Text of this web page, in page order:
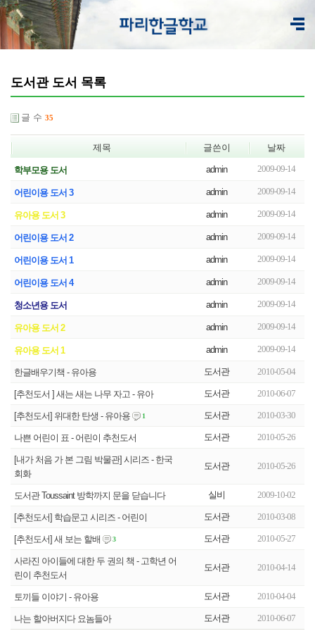
도서관 도서 목록
글 수 35
제목 글쓴이 날짜
학부모용 도서 admin 2009-09-14
어린이용 도서 3 admin 2009-09-14
유아용 도서 3 admin 2009-09-14
어린이용 도서 2 admin 2009-09-14
어린이용 도서 1 admin 2009-09-14
어린이용 도서 4 admin 2009-09-14
청소년용 도서 admin 2009-09-14
유아용 도서 2 admin 2009-09-14
유아용 도서 1 admin 2009-09-14
한글배우기책 - 유아용 도서관 2010-05-04
[추천도서 ] 새는 새는 나무 자고 - 유아 도서관 2010-06-07
[추천도서] 위대한 탄생 - 유아용 1 도서관 2010-03-30
나쁜 어린이 표 - 어린이 추천도서 도서관 2010-05-26
[내가 처음 가 본 그림 박물관] 시리즈 - 한국
회화
도서관 2010-05-26
도서관 Toussaint 방학까지 문을 닫습니다 실비 2009-10-02
[추천도서] 학습문고 시리즈 - 어린이 도서관 2010-03-08
[추천도서] 새 보는 할배 3 도서관 2010-05-27
사라진 아이들에 대한 두 권의 책 - 고학년 어
린이 추천도서
도서관 2010-04-14
토끼들 이야기 - 유아용 도서관 2010-04-04
나는 할아버지다 요놈들아 도서관 2010-06-07